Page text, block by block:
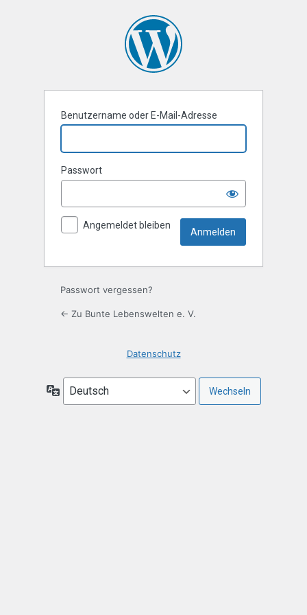
Benutzername oder E-Mail-Adresse
Passwort
Angemeldet bleiben
Passwort vergessen?
← Zu Bunte Lebenswelten e. V.
Datenschutz
Sprache